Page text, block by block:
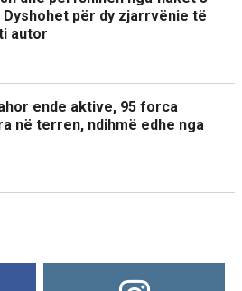
për dy zjarrvënie të
autor
ende aktive, 95 forca
në terren, ndihmë edhe nga